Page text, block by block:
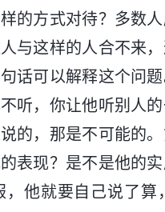
的方式对待？多数
与这样的人合不来
话可以解释这个问
听，你让他听别人
的，那是不可能的
表现？是不是他的
他就要自己说了